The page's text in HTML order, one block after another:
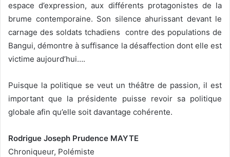
espace d’expression, aux différents protagonistes de la
brume contemporaine. Son silence ahurissant devant le
carnage des soldats tchadiens contre des populations de
Bangui, démontre à suffisance la désaffection dont elle est
victime aujourd’hui….
Puisque la politique se veut un théâtre de passion, il est
important que la présidente puisse revoir sa politique
globale afin qu’elle soit davantage cohérente.
Rodrigue Joseph Prudence MAYTE
Chroniqueur, Polémiste